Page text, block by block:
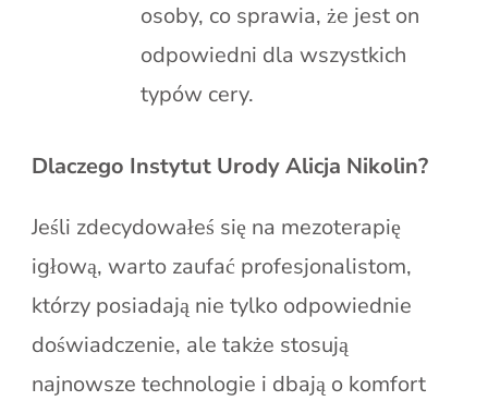
osoby, co sprawia, że jest on
odpowiedni dla wszystkich
typów cery.
Dlaczego Instytut Urody Alicja Nikolin?
Jeśli zdecydowałeś się na mezoterapię
igłową, warto zaufać profesjonalistom,
którzy posiadają nie tylko odpowiednie
doświadczenie, ale także stosują
najnowsze technologie i dbają o komfort